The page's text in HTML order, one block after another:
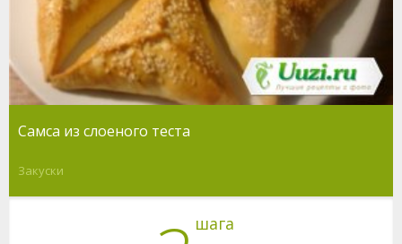
Самса из слоеного теста
Закуски
шага